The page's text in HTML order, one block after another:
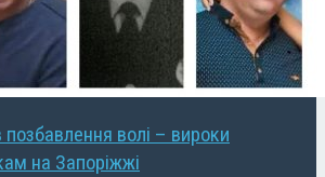
позбавлення волі – вироки
на Запоріжжі